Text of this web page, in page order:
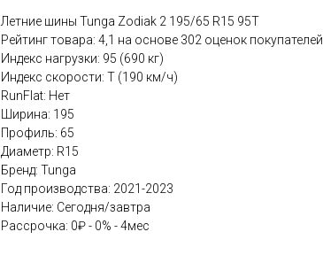
Летние шины Tunga Zodiak 2 195/65 R15 95T
Рейтинг товара: 4,1 на основе 302 оценок покупателей
Индекс нагрузки: 95 (690 кг)
Индекс скорости: T (190 км/ч)
RunFlat: Нет
Ширина: 195
Профиль: 65
Диаметр: R15
Бренд: Tunga
Год производства: 2021-2023
Наличие: Сегодня/завтра
Рассрочка: 0₽ - 0% - 4мес